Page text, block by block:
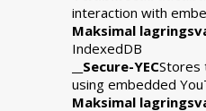
interaction with
Maksimal
IndexedDB
__Secure-YECStores
using embedded
Maksimal